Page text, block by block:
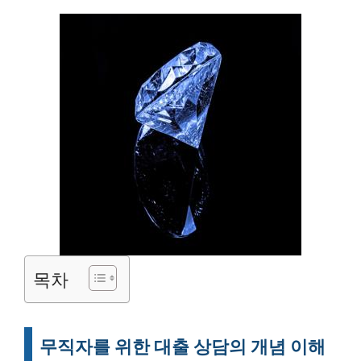
목차
무직자를 위한 대출 상담의 개념 이해